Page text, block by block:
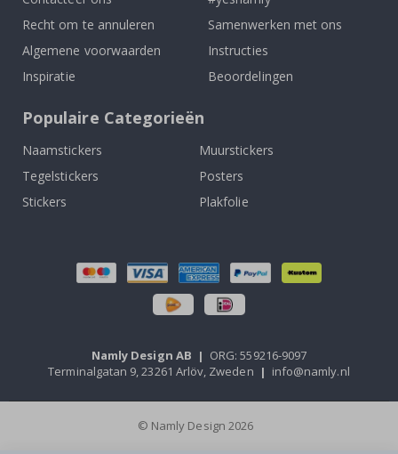
Recht om te annuleren
Algemene voorwaarden
Inspiratie
Samenwerken met ons
Instructies
Beoordelingen
Populaire Categorieën
Naamstickers
Muurstickers
Tegelstickers
Posters
Stickers
Plakfolie
Namly Design AB | ORG: 559216-9097
Terminalgatan 9, 23261 Arlöv, Zweden | info@namly.nl
© Namly Design 2026